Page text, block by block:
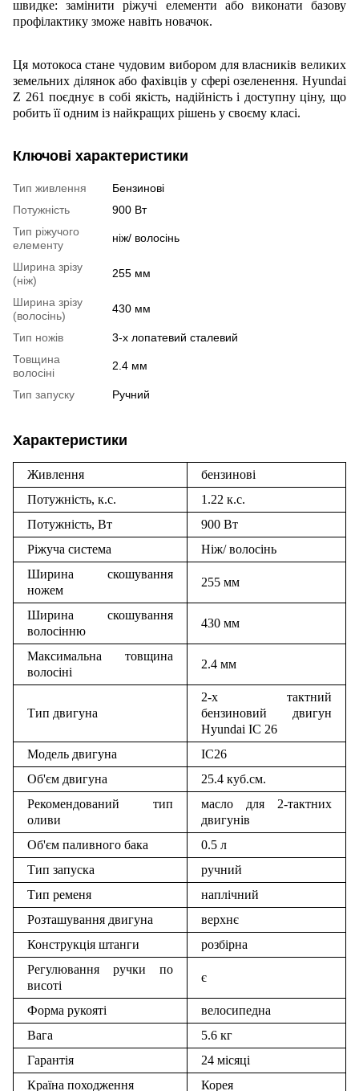
швидке: замінити ріжучі елементи або виконати базову
профілактику зможе навіть новачок.
Ця мотокоса стане чудовим вибором для власників великих
земельних ділянок або фахівців у сфері озеленення. Hyundai
Z 261 поєднує в собі якість, надійність і доступну ціну, що
робить її одним із найкращих рішень у своєму класі.
Ключові характеристики
Тип живлення
Бензинові
Потужність
900 Вт
Тип ріжучого
елементу
ніж/ волосінь
Ширина зрізу
(ніж)
255 мм
Ширина зрізу
(волосінь)
430 мм
Тип ножів
3-х лопатевий сталевий
Товщина
волосіні
2.4 мм
Тип запуску Ручний
Характеристики
Живлення
бензинові
Потужність, к.с.
1.22 к.с.
Потужність, Вт
900 Вт
Ріжуча система
Ніж/волосінь
Ширина скошування
ножем
255 мм
Ширина скошування
волосінню
430 мм
Максимальна товщина
волосіні
2.4 мм
Тип двигуна
2-х тактний
бензиновий двигун
Hyundai IC 26
Модель двигуна
IC26
Об'єм двигуна
25.4 куб.см.
Рекомендований тип
оливи
масло для 2-тактних
двигунів
Об'єм паливного бака
0.5 л
Тип запуска
ручний
Тип ременя
наплічний
Розташування двигуна
верхнє
Конструкція штанги
розбірна
Регулювання ручки по
висоті
є
Форма рукояті
велосипедна
Вага
5.6 кг
Гарантія
24 місяці
Країна походження
Корея